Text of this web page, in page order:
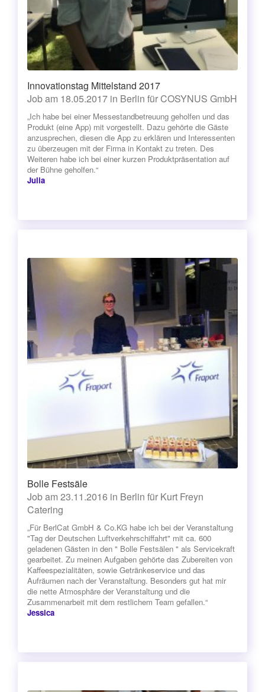
Innovationstag Mittelstand 2017
Job am 18.05.2017 in Berlin für COSYNUS GmbH
„Ich habe bei einer Messestandbetreuung geholfen und das
Produkt (eine App) mit vorgestellt. Dazu gehörte die Gäste
anzusprechen, diesen die App zu erklären und Interessenten
zu überzeugen mit der Firma in Kontakt zu treten. Des
Weiteren habe ich bei einer kurzen Produktpräsentation auf
der Bühne geholfen.“
Julia
Bolle Festsäle
Job am 23.11.2016 in Berlin für Kurt Freyn
Catering
„Für BerlCat GmbH & Co.KG habe ich bei der Veranstaltung
"Tag der Deutschen Luftverkehrschiffahrt" mit ca. 600
geladenen Gästen in den " Bolle Festsälen " als Servicekraft
gearbeitet. Zu meinen Aufgaben gehörte das Zubereiten von
Kaffeespezialitäten, sowie Getränkeservice und das
Aufräumen nach der Veranstaltung. Besonders gut hat mir
die nette Atmosphäre der Veranstaltung und die
Zusammenarbeit mit dem restlichem Team gefallen.“
Jessica